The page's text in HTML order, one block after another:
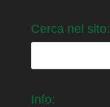
Cerca nel sito:
Info: